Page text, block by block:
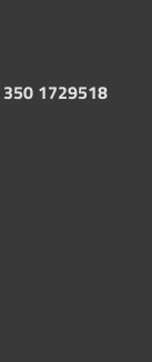
350 1729518